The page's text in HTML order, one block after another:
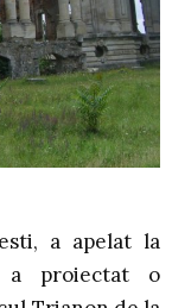
a apelat la
proiectat o